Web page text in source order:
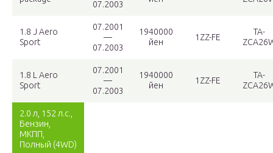
07.2003
1.8 J Aero
Sport
07.2001
—
07.2003
1940000
йен
1ZZ-FE
TA-
1.8 L Aero
Sport
07.2001
—
07.2003
1940000
йен
1ZZ-FE
TA-
2.0 л, 152 л.с.,
Бензин,
МКПП,
Полный (4WD)